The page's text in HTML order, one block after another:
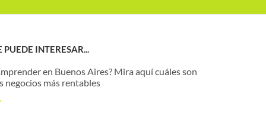
PUEDE INTERESAR...
en Buenos Aires? Mira aquí cuáles son
negocios más rentables